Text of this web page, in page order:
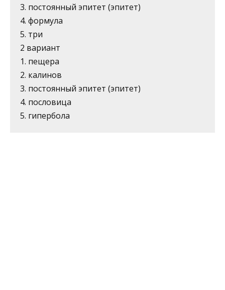
3. постоянный эпитет (эпитет)
4. формула
5. три
2 вариант
1. пещера
2. калинов
3. постоянный эпитет (эпитет)
4. пословица
5. гипербола